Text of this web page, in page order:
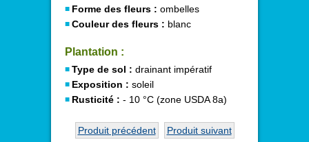
Forme des fleurs : ombelles
Couleur des fleurs : blanc
Plantation :
Type de sol : drainant impératif
Exposition : soleil
Rusticité : - 10 °C (zone USDA 8a)
Produit précédent Produit suivant